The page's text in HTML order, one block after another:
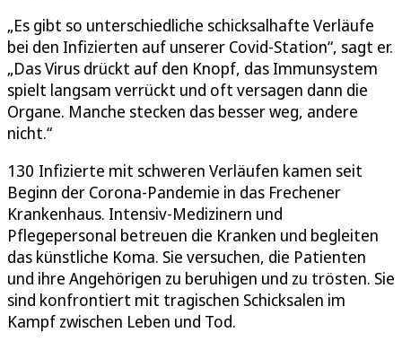
„Es gibt so unterschiedliche schicksalhafte Verläufe
bei den Infizierten auf unserer Covid-Station“, sagt er.
„Das Virus drückt auf den Knopf, das Immunsystem
spielt langsam verrückt und oft versagen dann die
Organe. Manche stecken das besser weg, andere
nicht.“
130 Infizierte mit schweren Verläufen kamen seit
Beginn der Corona-Pandemie in das Frechener
Krankenhaus. Intensiv-Medizinern und
Pflegepersonal betreuen die Kranken und begleiten
das künstliche Koma. Sie versuchen, die Patienten
und ihre Angehörigen zu beruhigen und zu trösten. Sie
sind konfrontiert mit tragischen Schicksalen im
Kampf zwischen Leben und Tod.